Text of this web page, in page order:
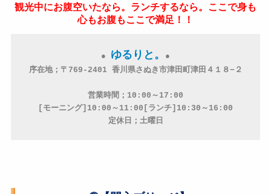
観光中にお腹空いたなら。ランチするなら。ここで身も
心もお腹もここで満足！！
● ゆるりと。
●
営業時間；10:00～17:00
[モーニング]10:00～11:00[ランチ]10:30～16:00
定休日；土曜日